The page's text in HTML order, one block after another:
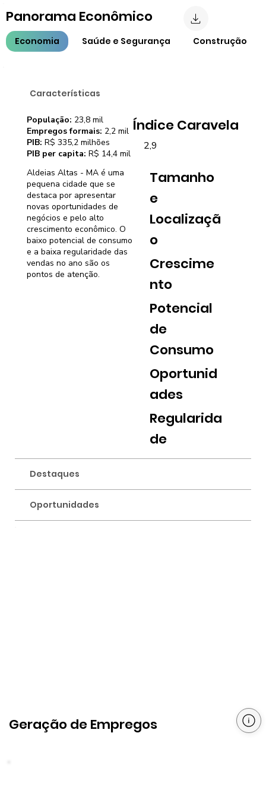
Características
Aldeias Altas - MA é uma
pequena cidade que se
destaca por apresentar
novas oportunidades de
negócios e pelo alto
crescimento econômico. O
baixo potencial de consumo
e a baixa regularidade das
vendas no ano são os
pontos de atenção.
Índice Caravela
2,9
Tamanho
e
Localizaçã
o
Crescime
nto
Potencial
de
Consumo
Oportunid
ades
Regularida
de
População: 23,8 mil
Empregos formais: 2,2 mil
PIB: R$ 335,2 milhões
PIB per capita: R$ 14,4 mil
Destaques
Oportunidades
Geração de Empregos
Economia Saúde e Segurança Construção
Panorama Econômico